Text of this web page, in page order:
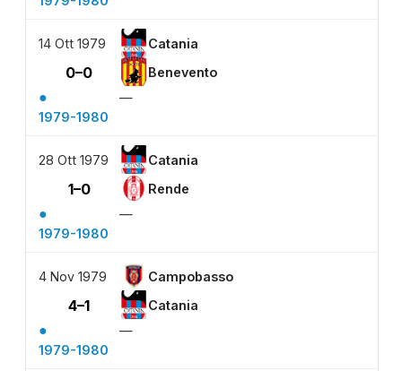
14 Ott 1979 Catania
0–0 Benevento
●
—
1979-1980
28 Ott 1979 Catania
1–0 Rende
●
—
1979-1980
4 Nov 1979 Campobasso
4–1 Catania
●
—
1979-1980